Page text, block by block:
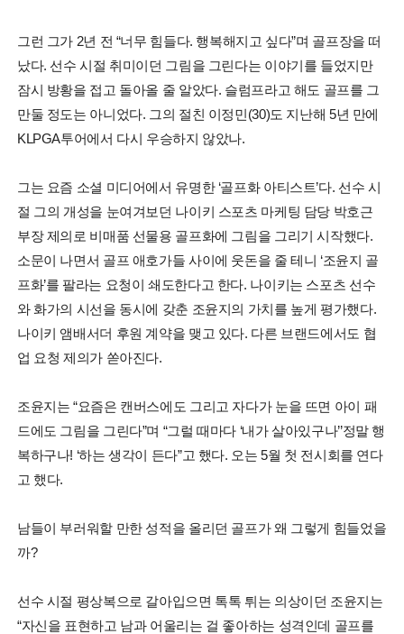
그런 그가 2년 전 “너무 힘들다. 행복해지고 싶다”며 골프장을 떠
났다. 선수 시절 취미이던 그림을 그린다는 이야기를 들었지만
잠시 방황을 접고 돌아올 줄 알았다. 슬럼프라고 해도 골프를 그
만둘 정도는 아니었다. 그의 절친 이정민(30)도 지난해 5년 만에
KLPGA투어에서 다시 우승하지 않았나.
그는 요즘 소셜 미디어에서 유명한 ‘골프화 아티스트’다. 선수 시
절 그의 개성을 눈여겨보던 나이키 스포츠 마케팅 담당 박호근
부장 제의로 비매품 선물용 골프화에 그림을 그리기 시작했다.
소문이 나면서 골프 애호가들 사이에 웃돈을 줄 테니 ‘조윤지 골
프화’를 팔라는 요청이 쇄도한다고 한다. 나이키는 스포츠 선수
와 화가의 시선을 동시에 갖춘 조윤지의 가치를 높게 평가했다.
나이키 앰배서더 후원 계약을 맺고 있다. 다른 브랜드에서도 협
업 요청 제의가 쏟아진다.
조윤지는 “요즘은 캔버스에도 그리고 자다가 눈을 뜨면 아이 패
드에도 그림을 그린다”며 “그럴 때마다 ‘내가 살아있구나’’정말 행
복하구나! ‘하는 생각이 든다”고 했다. 오는 5월 첫 전시회를 연다
고 했다.
남들이 부러워할 만한 성적을 올리던 골프가 왜 그렇게 힘들었을
까?
선수 시절 평상복으로 갈아입으면 톡톡 튀는 의상이던 조윤지는
“자신을 표현하고 남과 어울리는 걸 좋아하는 성격인데 골프를